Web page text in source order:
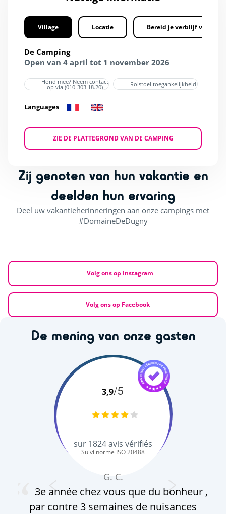
Village Locatie Bereid je verblijf voor
De Camping
Open van 4 april tot 1 november 2026
Hond mee? Neem contact
op via (010-303.18.20) Rolstoel toegankelijkheid
Languages
ZIE DE PLATTEGROND VAN DE CAMPING
Zij genoten van hun vakantie en
deelden hun ervaring
Deel uw vakantieherinneringen aan onze campings met
#DomaineDeDugny
Volg ons op Instagram
Volg ons op Facebook
De mening van onze gasten
3,9/5
sur 1824avis vérifiés
Suivi norme ISO 20488
G. C.
3e année chez vous que du bonheur ,
par contre 3 semaines de nuisances